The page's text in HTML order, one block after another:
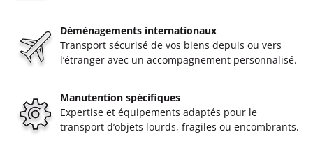
Déménagements internationaux
Transport sécurisé de vos biens depuis ou vers
l’étranger avec un accompagnement personnalisé.
Manutention spécifiques
Expertise et équipements adaptés pour le
transport d’objets lourds, fragiles ou encombrants.